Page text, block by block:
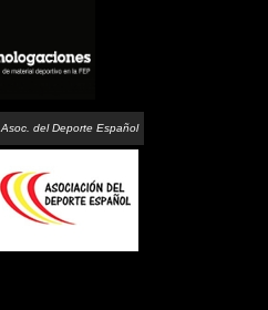
Asoc. del Deporte Español